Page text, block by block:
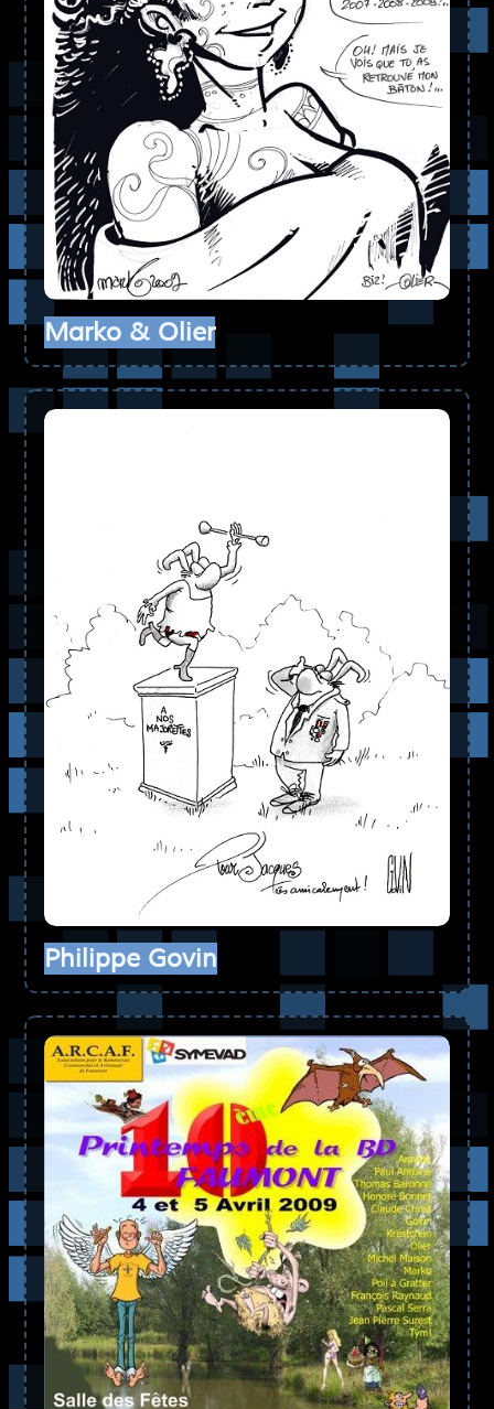
Marko & Olier
Philippe Govin